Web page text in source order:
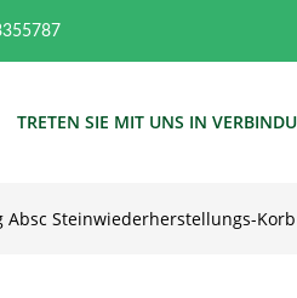
TRETEN SIE MIT UNS IN
Steinwiederherstellungs-